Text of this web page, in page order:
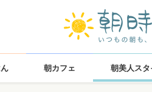
朝カフェ 朝美人スタ